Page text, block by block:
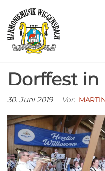
Inhalt
springen
Dorffest in
30. Juni 2019 Von